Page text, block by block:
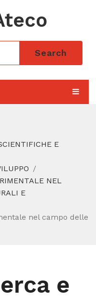
Search
E
NEL
E
nel campo delle
e